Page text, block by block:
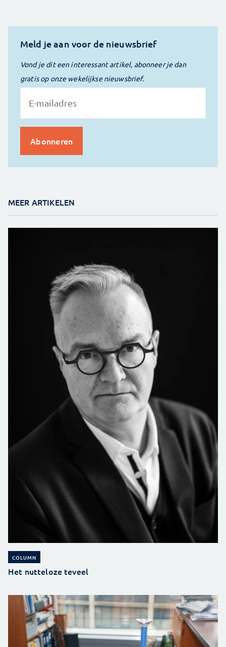
Meld je aan voor de nieuwsbrief
Vond je dit een interessant artikel, abonneer je dan
gratis op onze wekelijkse nieuwsbrief.
MEER ARTIKELEN
COLUMN
Het nutteloze teveel